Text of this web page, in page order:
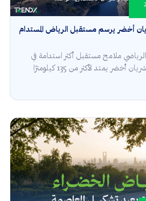
أخضر يرسم مستقبل الرياض المستدام
ملامح مستقبل أكثر استدامة في
مدينة الرياض، عبر شريان أخضر يمتد لأكثر من 135 كيلومترًا